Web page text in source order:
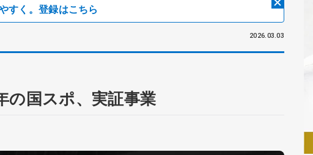
すく。登録はこちら
2026.03.03
国スポ、実証事業